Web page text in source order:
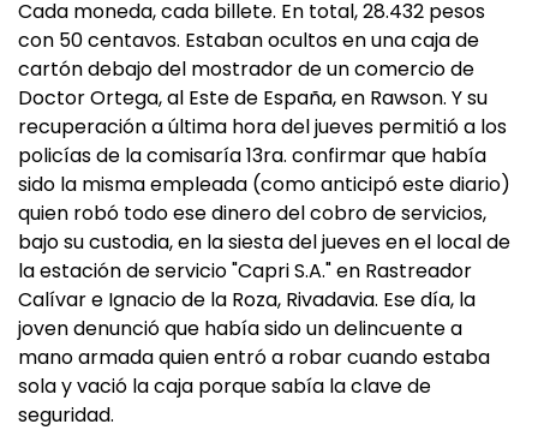
Cada moneda, cada billete. En total, 28.432 pesos
con 50 centavos. Estaban ocultos en una caja de
cartón debajo del mostrador de un comercio de
Doctor Ortega, al Este de España, en Rawson. Y su
recuperación a última hora del jueves permitió a los
policías de la comisaría 13ra. confirmar que había
sido la misma empleada (como anticipó este diario)
quien robó todo ese dinero del cobro de servicios,
bajo su custodia, en la siesta del jueves en el local de
la estación de servicio "Capri S.A." en Rastreador
Calívar e Ignacio de la Roza, Rivadavia. Ese día, la
joven denunció que había sido un delincuente a
mano armada quien entró a robar cuando estaba
sola y vació la caja porque sabía la clave de
seguridad.